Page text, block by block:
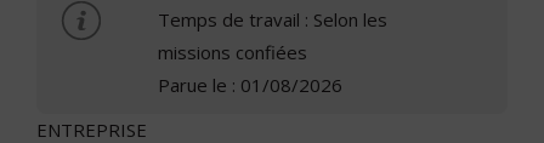
Temps de travail : Selon les
missions confiées
Parue le : 01/08/2026
ENTREPRISE